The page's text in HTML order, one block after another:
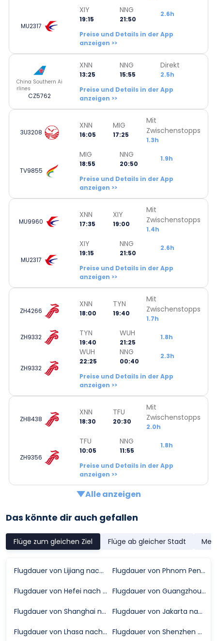
MU2317
XIY
19:15
NNG
21:50
2.6h
Preise und Details in der App
anzeigen >>
China Southern Ai
rlines
CZ5762
XNN
13:25
NNG
15:55
Direkt
2.5h
Preise und Details in der App
anzeigen >>
3U3208
XNN
16:05
MIG
17:25
Mit
Zwischenstopps
1.3h
TV9855
MIG
18:55
NNG
20:50
1.9h
Preise und Details in der App
anzeigen >>
MU9960
XNN
17:35
XIY
19:00
Mit
Zwischenstopps
1.4h
MU2317
XIY
19:15
NNG
21:50
2.6h
Preise und Details in der App
anzeigen >>
ZH4266
XNN
18:00
TYN
19:40
Mit
Zwischenstopps
1.7h
ZH9332 TYN
19:40
WUH
21:25
1.8h
ZH9332
WUH
22:25
NNG
00:40
2.3h
Preise und Details in der App
anzeigen >>
ZH8438
XNN
18:30
TFU
20:30
Mit
Zwischenstopps
2.0h
ZH9356
TFU
10:05
NNG
11:55
1.8h
Preise und Details in der App
anzeigen >>
Alle anzeigen
Das könnte dir auch gefallen
Flüge zum gleichen Ziel Flüge ab gleicher Stadt
Flugdauer von Lijiang nach Nanning Flugdauer von Phnom Penh nach Nanning
Flugdauer von Hefei nach Nanning Flugdauer von Guangzhou nach Nanning
Flugdauer von Shanghai nach Nanning Flugdauer von Jakarta nach Nanning
Flugdauer von Lhasa nach Nanning Flugdauer von Shenzhen nach Nanning